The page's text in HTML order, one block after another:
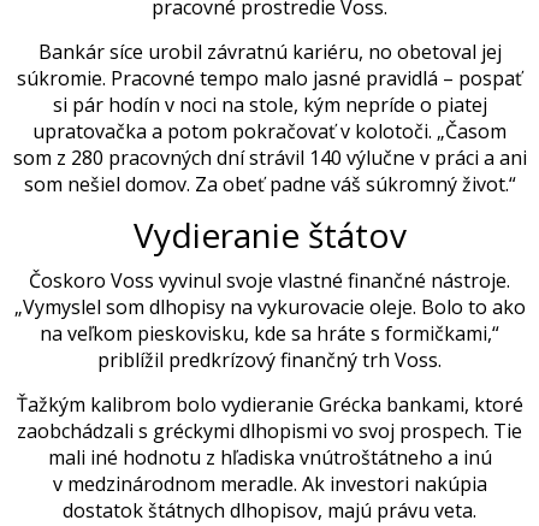
pracovné prostredie Voss.
Bankár síce urobil závratnú kariéru, no obetoval jej
súkromie. Pracovné tempo malo jasné pravidlá – pospať
si pár hodín v noci na stole, kým nepríde o piatej
upratovačka a potom pokračovať v kolotoči. „Časom
som z 280 pracovných dní strávil 140 výlučne v práci a ani
som nešiel domov. Za obeť padne váš súkromný život.“
Vydieranie štátov
Čoskoro Voss vyvinul svoje vlastné finančné nástroje.
„Vymyslel som dlhopisy na vykurovacie oleje. Bolo to ako
na veľkom pieskovisku, kde sa hráte s formičkami,“
priblížil predkrízový finančný trh Voss.
Ťažkým kalibrom bolo vydieranie Grécka bankami, ktoré
zaobchádzali s gréckymi dlhopismi vo svoj prospech. Tie
mali iné hodnotu z hľadiska vnútroštátneho a inú
v medzinárodnom meradle. Ak investori nakúpia
dostatok štátnych dlhopisov, majú právu veta.